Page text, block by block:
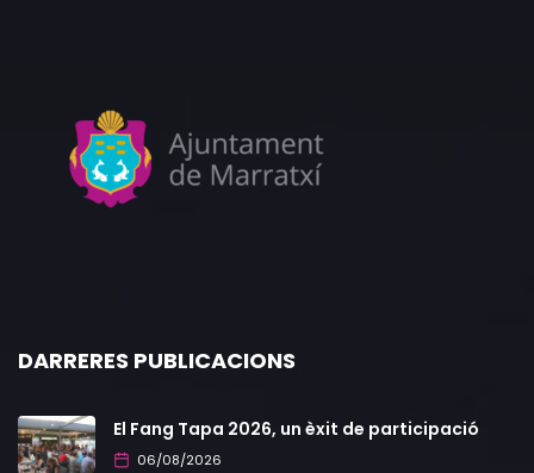
DARRERES PUBLICACIONS
El Fang Tapa 2026, un èxit de participació
06/08/2026